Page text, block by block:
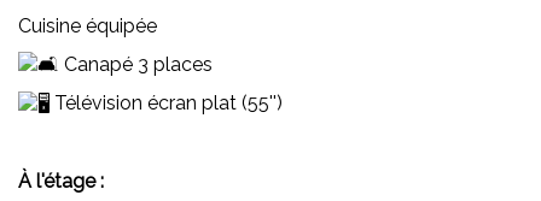
Cuisine équipée
Canapé 3 places
Télévision écran plat (55'')
À l'étage :